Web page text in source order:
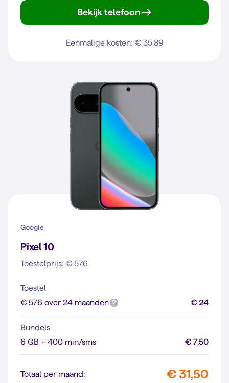
Bekijk telefoon
Eenmalige kosten: € 35,89
Google
Pixel 10
Toestelprijs: € 576
Toestel
€ 576 over 24 maanden
€ 24
Bundels
6 GB + 400 min/sms
€ 7,50
Totaal per maand: € 31,50